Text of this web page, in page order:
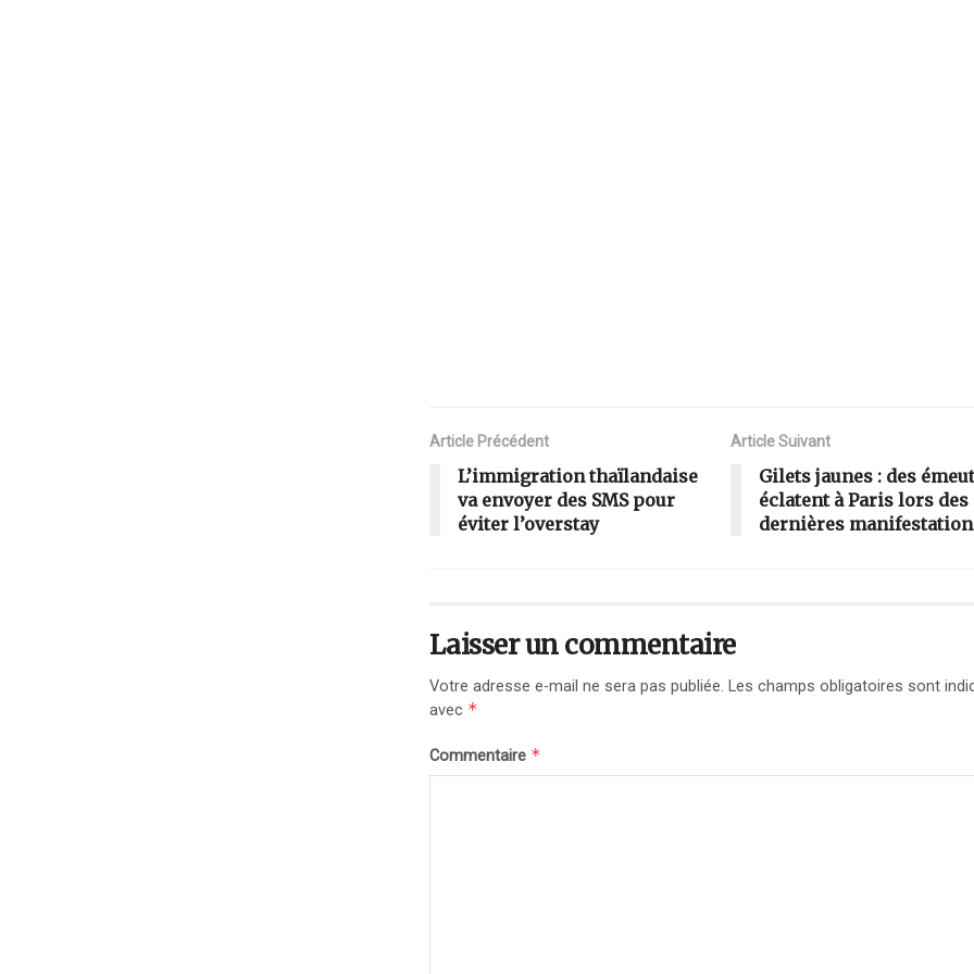
Article Précédent
L’immigration thaïlandaise
va envoyer des SMS pour
éviter l’overstay
Article Suivant
Gilets jaunes : des
éclatent à Paris lors des
dernières
Laisser un commentaire
Votre adresse e-mail ne sera pas publiée. Les champs obligatoires sont
avec *
Commentaire *